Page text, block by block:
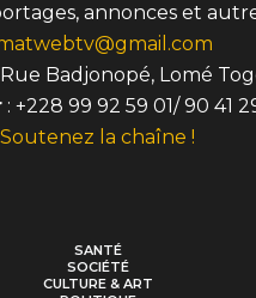
annonces et
Badjonopé, Lomé
: +228 99 92 59 01/ 90 41
Soutenez la chaîne !
SANTÉ
SOCIÉTÉ
CULTURE & ART